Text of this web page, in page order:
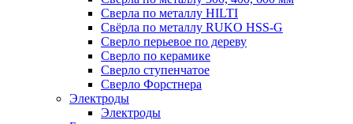
Сверла по металлу HILTI
Свёрла по металлу RUKO HSS-G
Сверло перьевое по дереву
Сверло по керамике
Сверло ступенчатое
Сверло Форстнера
Электроды
Электроды